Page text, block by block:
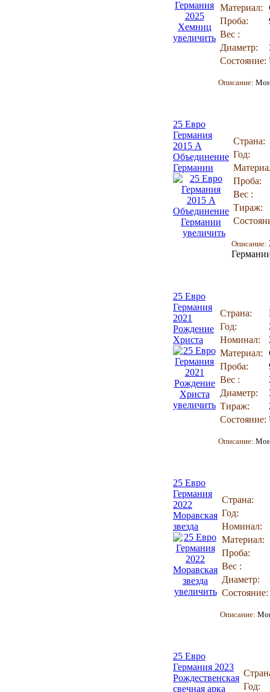
увеличить
Материал:
Проба:
Вес :
Диаметр:
Состояние:
Описание:
25 Евро
Германия
2015 А
Объединение
Германии
увеличить
Страна:
Год:
Проба:
Вес :
Тираж:
Описание:
25 Евро
Германия
2021
Рождение
Христа
увеличить
Страна:
Год:
Номинал:
Материал:
Проба:
Вес :
Диаметр:
Тираж:
Состояние:
Описание:
25 Евро
Германия
2022
Моравская
звезда
увеличить
Страна:
Год:
Номинал:
Материал:
Проба:
Вес :
Диаметр:
Состояние:
Описание:
25 Евро
Германия 2023
Рождественская
свечная арка
Год: